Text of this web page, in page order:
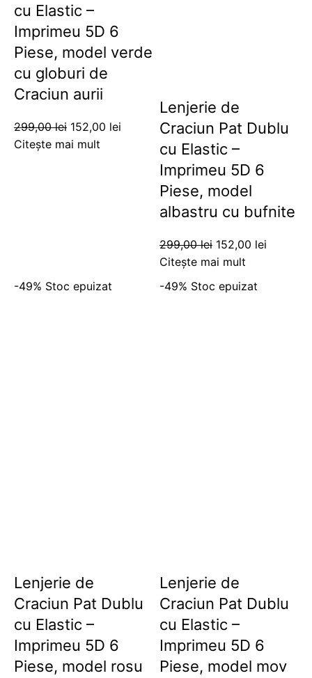
cu Elastic –
Imprimeu 5D 6
Piese, model verde
cu globuri de
Craciun aurii
299,00lei 152,00 lei
Citește mai mult
Lenjerie de
Craciun Pat Dublu
cu Elastic –
Imprimeu 5D 6
Piese, model
albastru cu bufnite
299,00lei 152,00 lei
Citește mai mult
-49% Stoc epuizat
Lenjerie de
Craciun Pat Dublu
cu Elastic –
Imprimeu 5D 6
Piese, model rosu
-49% Stoc epuizat
Lenjerie de
Craciun Pat Dublu
cu Elastic –
Imprimeu 5D 6
Piese, model mov